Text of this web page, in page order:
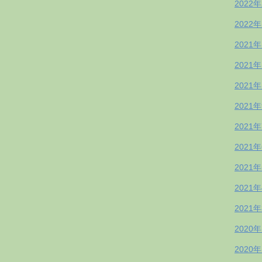
2022
2022
2021
2021
2021
2021
2021
2021
2021
2021
2021
2020
2020